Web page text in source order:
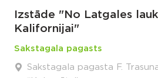
Izstāde "No Latgales
Kalifornijai"
Sakstagala pagasts
Sakstagala pagasta F.